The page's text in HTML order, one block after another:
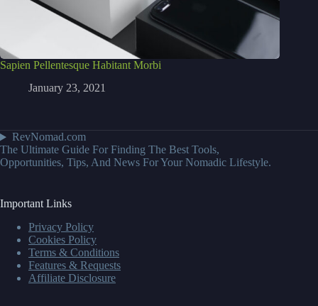
Sapien Pellentesque Habitant Morbi
January 23, 2021
RevNomad.com
The Ultimate Guide For Finding The Best Tools,
Opportunities, Tips, And News For Your Nomadic Lifestyle.
Important Links
Privacy Policy
Cookies Policy
Terms & Conditions
Features & Requests
Affiliate Disclosure